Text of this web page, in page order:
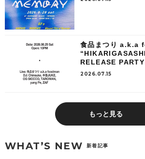
食品まつり a.k.a
RELEASE
2026.07.15
もっと見る
WHAT’S NEW 新着記事